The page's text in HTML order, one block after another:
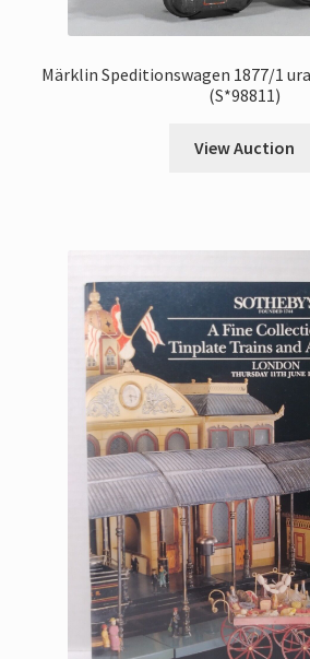
Märklin Speditionswagen 1877/1
(S*98811)
View Auction